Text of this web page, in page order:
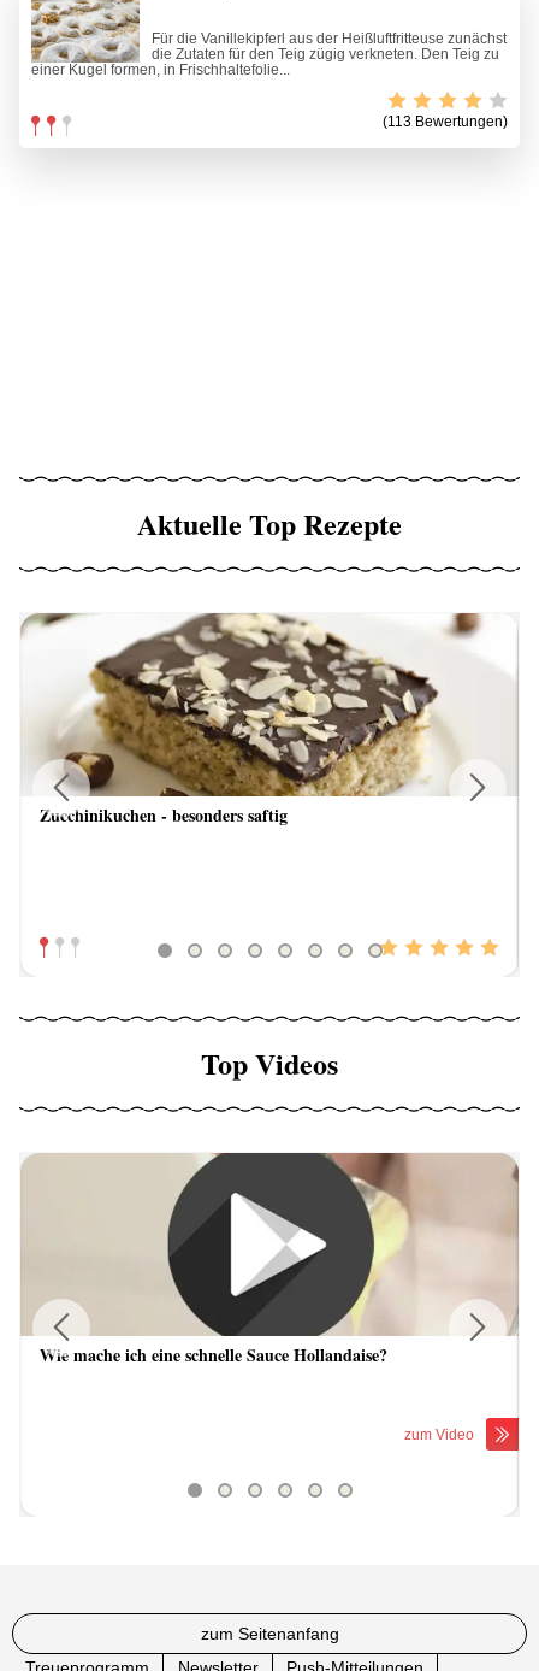
Für die Vanillekipferl aus der Heißluftfritteuse zunächst
die Zutaten für den Teig zügig verkneten. Den Teig zu
einer Kugel formen, in Frischhaltefolie...
(113 Bewertungen)
Aktuelle Top Rezepte
Zucchinikuchen - besonders saftig
Previous
Top Videos
Wie mache ich eine schnelle Sauce Hollandaise?
zum Video
Previous
zum Seitenanfang